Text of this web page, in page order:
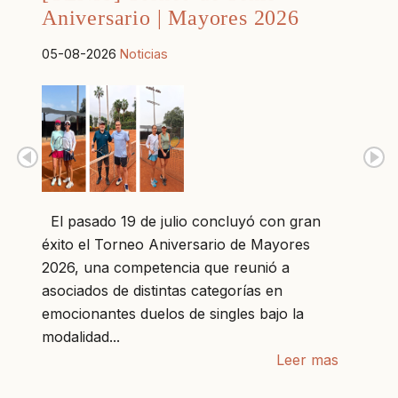
Aniversario | Mayores 2026
05-08-2026 Noticias
El pasado 19 de julio concluyó con gran
éxito el Torneo Aniversario de Mayores
2026, una competencia que reunió a
asociados de distintas categorías en
emocionantes duelos de singles bajo la
modalidad...
Leer mas